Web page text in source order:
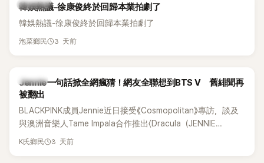
熱議討論
韓娛熱議-徐康俊終於回歸本業拍劇了
韓娛熱議-徐康俊終於回歸本業拍劇了
泡菜鄉民 3 天前
K-POP
Jennie一句話掀全網瘋猜！網友全聯想到BTS V 舊緋聞再
被翻出
BLACKPINK成員Jennie近日接受《Cosmopolitan》專訪，談及
與澳洲音樂人Tame Impala合作推出〈Dracula（JENNIE
Remix）〉的幕後故事，沒想到她一句關於「共同朋友」的回答，
K氏鄉民 3 天前